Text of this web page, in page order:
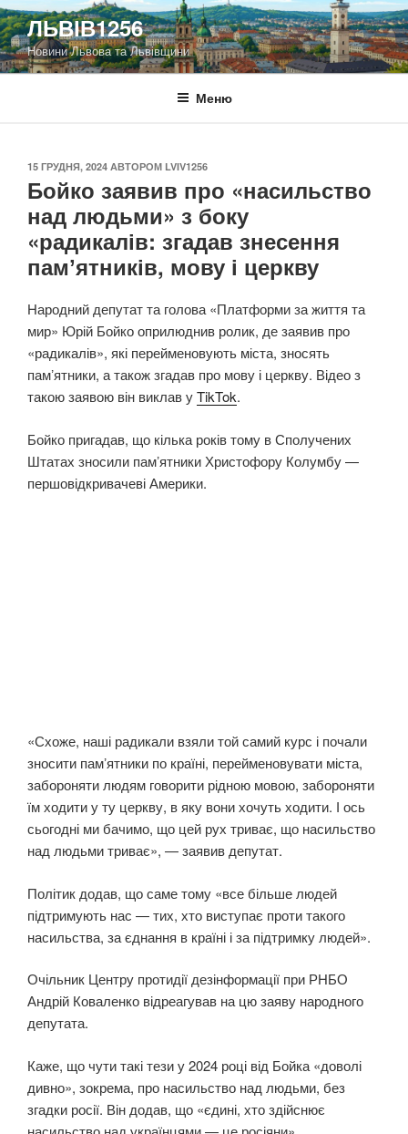
Перейти
до
вмісту
ЛЬВІВ1256
Новини Львова та Львівщини
Меню
ОПУБЛІКОВАНО
15 ГРУДНЯ, 2024 АВТОРОМ LVIV1256
Бойко заявив про «насильство
над людьми» з боку
«радикалів: згадав знесення
памʼятників, мову і церкву
Народний депутат та голова «Платформи за життя та
мир» Юрій Бойко оприлюднив ролик, де заявив про
«радикалів», які перейменовують міста, зносять
памʼятники, а також згадав про мову і церкву. Відео з
такою заявою він виклав уTikTok.
Бойко пригадав, що кілька років тому в Сполучених
Штатах зносили памʼятники Христофору Колумбу —
першовідкривачеві Америки.
«Схоже, наші радикали взяли той самий курс і почали
зносити памʼятники по країні, перейменовувати міста,
забороняти людям говорити рідною мовою, забороняти
їм ходити у ту церкву, в яку вони хочуть ходити. І ось
сьогодні ми бачимо, що цей рух триває, що насильство
над людьми триває», — заявив депутат.
Політик додав, що саме тому «все більше людей
підтримують нас — тих, хто виступає проти такого
насильства, за єднання в країні і за підтримку людей».
Очільник Центру протидії дезінформації при РНБО
Андрій Коваленко відреагував на цю заяву народного
депутата.
Каже, що чути такі тези у 2024 році від Бойка «доволі
дивно», зокрема, про насильство над людьми, без
згадки росії. Він додав, що «єдині, хто здійснює